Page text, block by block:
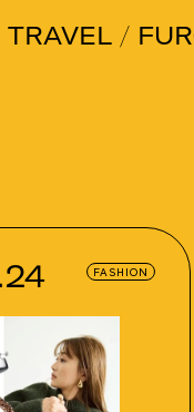
TRAVEL
FASHION